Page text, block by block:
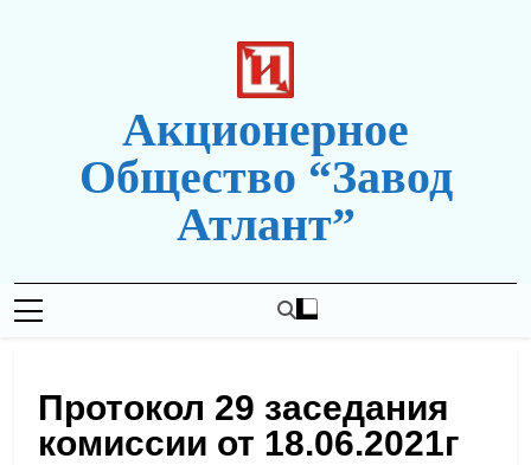
Акционерное
Общество “Завод
Атлант”
Протокол 29 заседания
комиссии от 18.06.2021г